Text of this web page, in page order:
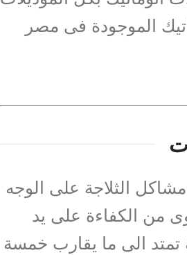
الموجودة فى مصر
الثلاجة على الوجه
من الكفاءة على يد
الى ما يقارب خمسة